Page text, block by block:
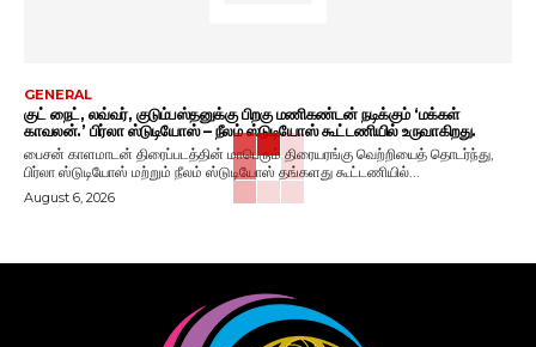
GENERAL
குட் நைட், லவ்வர், குடும்பஸ்தனுக்கு பிறகு மணிகண்டன் நடிக்கும் ‘மக்கள்
காவலன்.’ பிர்லா ஸ்டுடியோஸ் – நீலம் ஸ்டுடியோஸ் கூட்டணியில் உருவாகிறது.
பைசன் காளமாடன் திரைப்படத்தின் மாபெரும் திரையரங்கு வெற்றியைத் தொடர்ந்து,
பிர்லா ஸ்டுடியோஸ் மற்றும் நீலம் ஸ்டுடியோஸ் தங்களது கூட்டணியில்...
August 6, 2026